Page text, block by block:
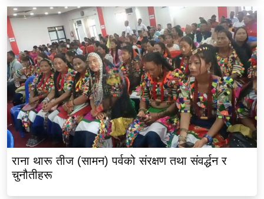
राना थारू तीज (सामन) पर्वको संरक्षण तथा संवर्द्धन र
चुनौतीहरू